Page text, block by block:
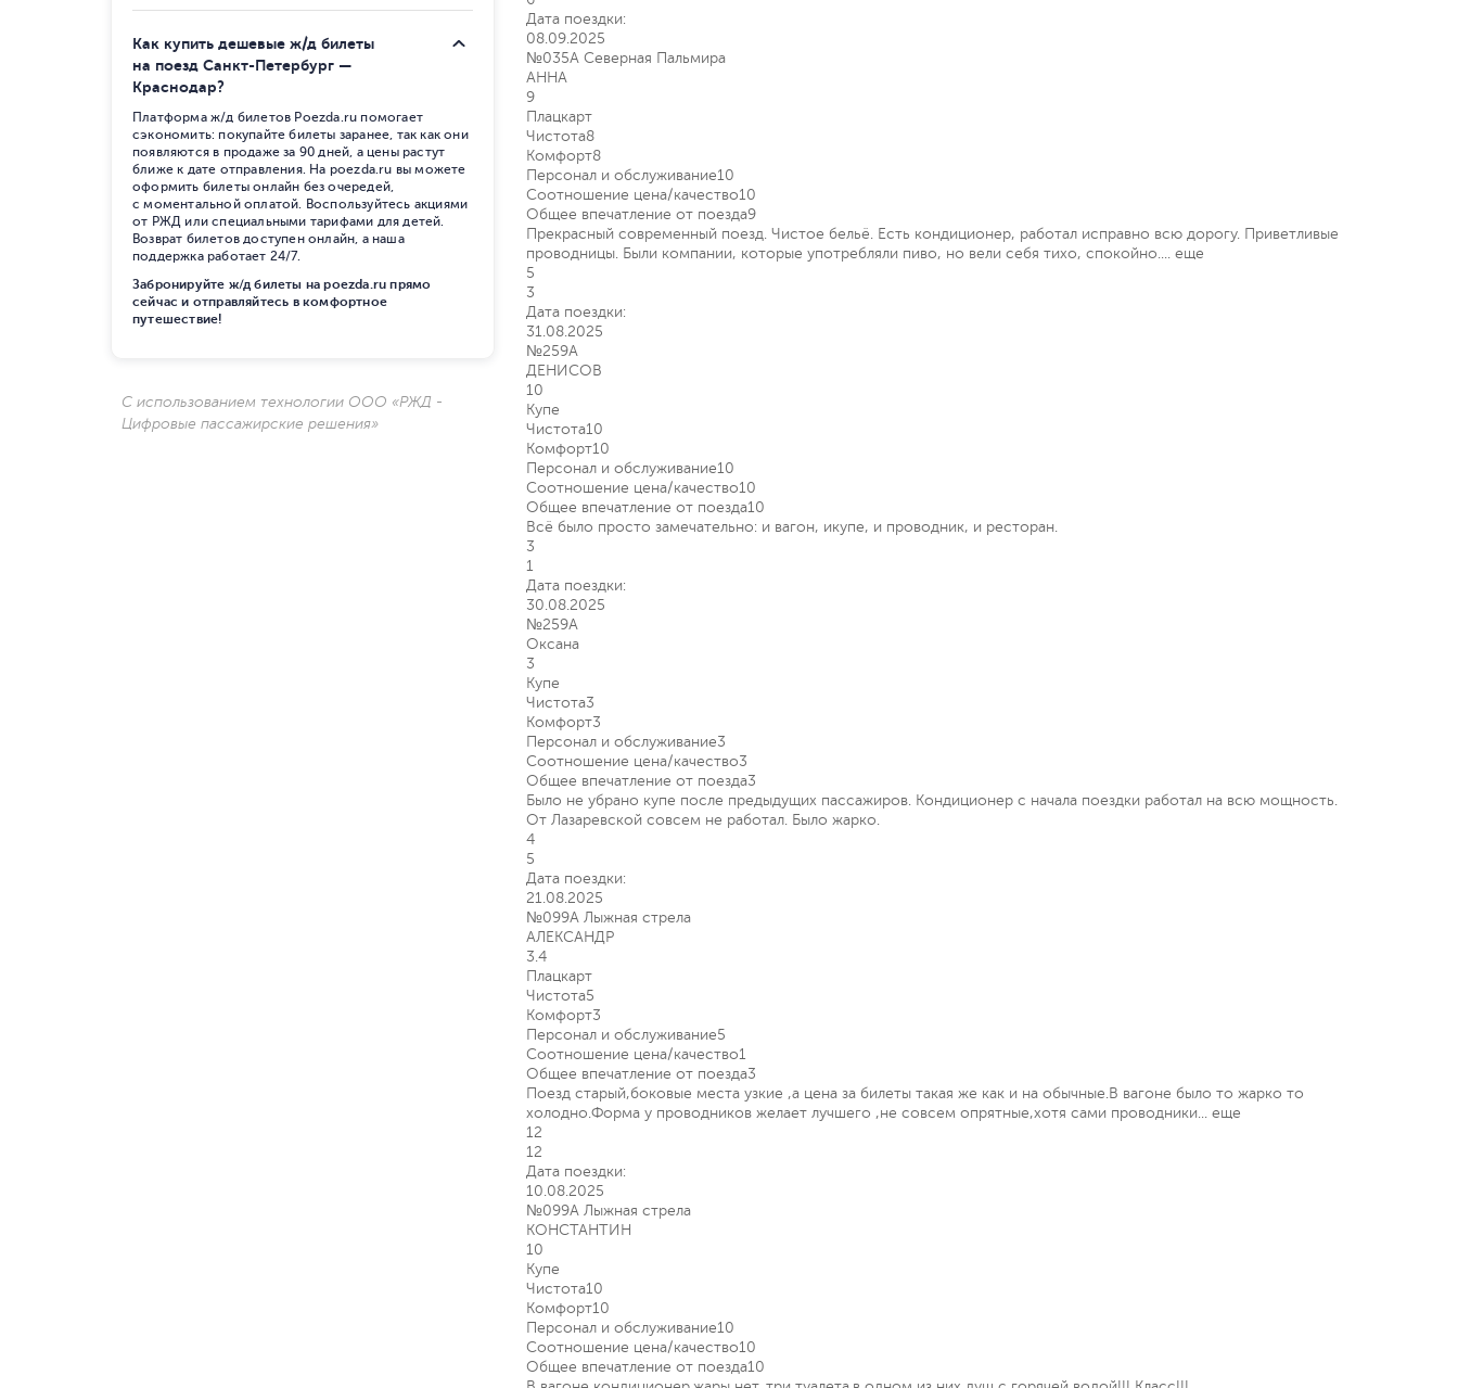
Дата поездки:
08.09.2025
№035А Северная Пальмира
АННА
9
Плацкарт
Чистота8
Комфорт8
Персонал и обслуживание10
Соотношение цена/качество10
Общее впечатление от поезда9
Прекрасный современный поезд. Чистое бельё. Есть кондиционер, работал исправно всю дорогу. Приветливые
проводницы. Были компании, которые употребляли пиво, но вели себя тихо, спокойно....еще
5
3
Дата поездки:
31.08.2025
№259А
ДЕНИСОВ
10
Купе
Чистота10
Комфорт10
Персонал и обслуживание10
Соотношение цена/качество10
Общее впечатление от поезда10
Всё было просто замечательно: и вагон, икупе, и проводник, и ресторан.
3
1
Дата поездки:
30.08.2025
№259А
Оксана
3
Купе
Чистота3
Комфорт3
Персонал и обслуживание3
Соотношение цена/качество3
Общее впечатление от поезда3
Было не убрано купе после предыдущих пассажиров. Кондиционер с начала поездки работал на всю мощность.
От Лазаревской совсем не работал. Было жарко.
4
5
Дата поездки:
21.08.2025
№099А Лыжная стрела
АЛЕКСАНДР
3.4
Плацкарт
Чистота5
Комфорт3
Персонал и обслуживание5
Соотношение цена/качество1
Общее впечатление от поезда3
Поезд старый,боковые места узкие ,а цена за билеты такая же как и на обычные.В вагоне было то жарко то
холодно.Форма у проводников желает лучшего ,не совсем опрятные,хотя сами проводники...еще
12
12
Дата поездки:
10.08.2025
№099А Лыжная стрела
КОНСТАНТИН
10
Купе
Чистота10
Комфорт10
Персонал и обслуживание10
Соотношение цена/качество10
Общее впечатление от поезда10
Как купить дешевые ж/д билеты
на поезд Санкт-Петербург —
Краснодар?
Платформа ж/д билетов Poezda.ru помогает
сэкономить: покупайте билеты заранее, так как они
появляются в продаже за 90 дней, а цены растут
ближе к дате отправления. На poezda.ru вы можете
оформить билеты онлайн без очередей,
с моментальной оплатой. Воспользуйтесь акциями
от РЖД или специальными тарифами для детей.
Возврат билетов доступен онлайн, а наша
поддержка работает 24/7.
Забронируйте ж/д билеты на poezda.ru прямо
сейчас и отправляйтесь в комфортное
путешествие!
С использованием технологии ООО «РЖД -
Цифровые пассажирские решения»